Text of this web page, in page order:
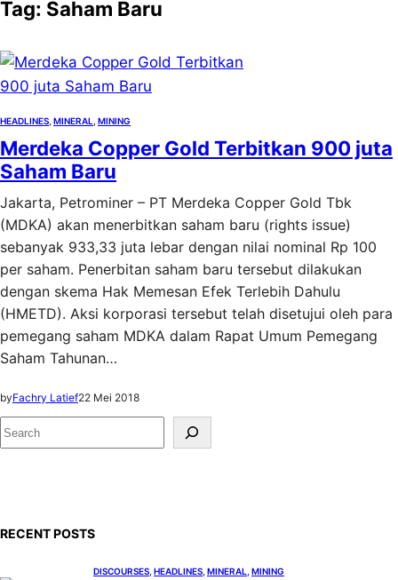
Tag: Saham Baru
HEADLINES MINERAL MINING
Merdeka Copper Gold Terbitkan 900 juta
Saham Baru
Jakarta, Petrominer – PT Merdeka Copper Gold Tbk
(MDKA) akan menerbitkan saham baru (rights issue)
sebanyak 933,33 juta lebar dengan nilai nominal Rp 100
per saham. Penerbitan saham baru tersebut dilakukan
dengan skema Hak Memesan Efek Terlebih Dahulu
(HMETD). Aksi korporasi tersebut telah disetujui oleh para
pemegang saham MDKA dalam Rapat Umum Pemegang
Saham Tahunan…
byFachry Latief22 Mei 2018
S
e
RECENT POSTS
DISCOURSES HEADLINES MINERAL MINING